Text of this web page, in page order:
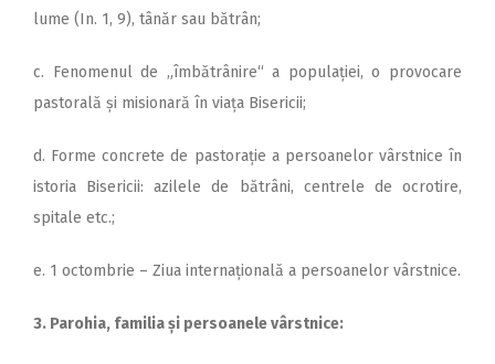
lume (In. 1, 9), tânăr sau bătrân;
c. Fenomenul de „îmbătrânire“ a populației, o provocare
pastorală și misionară în viața Bisericii;
d. Forme concrete de pas­torație a persoanelor vârstnice în
istoria Bisericii: azilele de bătrâni, centrele de ocrotire,
spitale etc.;
e. 1 octombrie – Ziua internațională a persoanelor vârstnice.
3. Parohia, familia și persoanele vârstnice: